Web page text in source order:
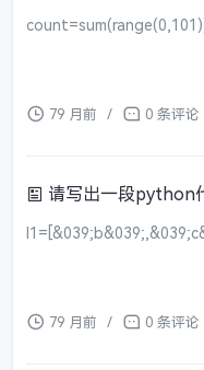
79 月前 / 0 条评论
请写出一段python
79 月前 / 0 条评论